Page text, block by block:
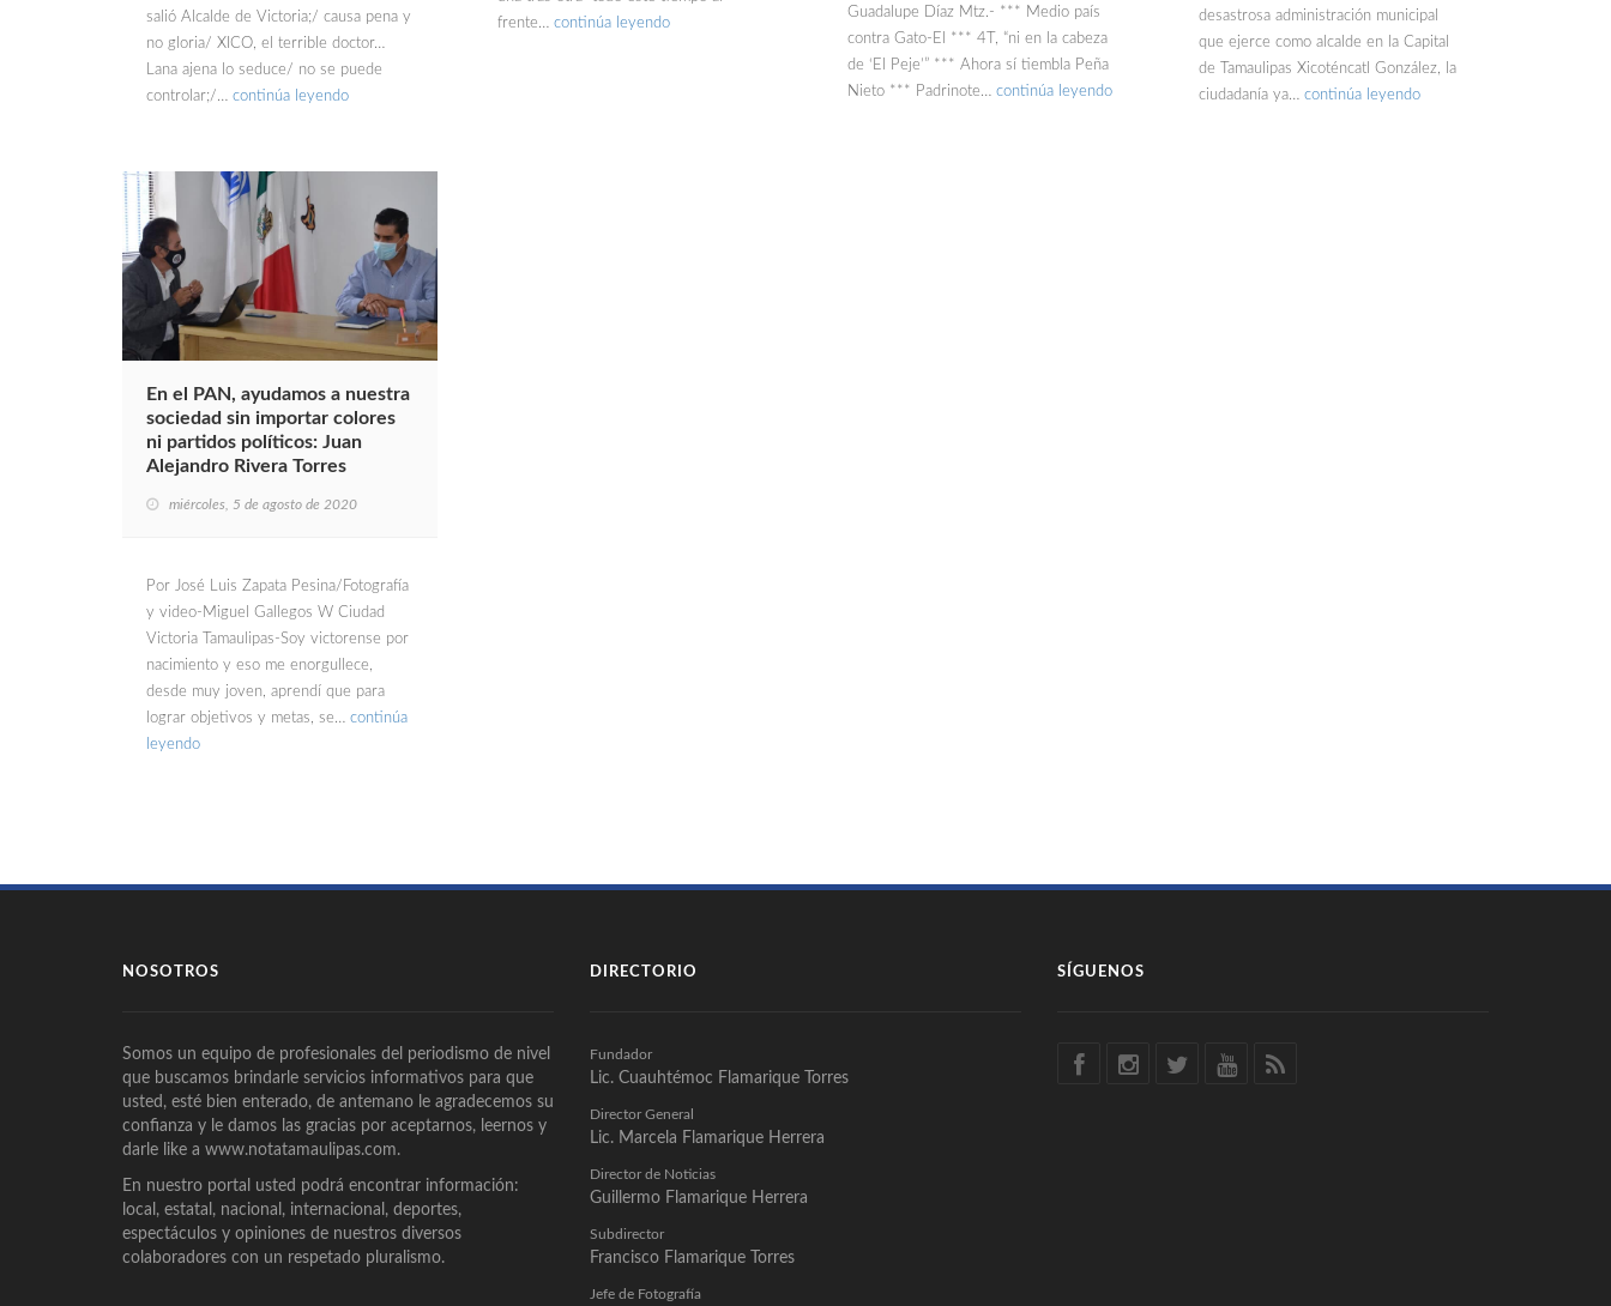
salió Alcalde de Victoria;/ causa pena y
no gloria/ XICO, el terrible doctor…
Lana ajena lo seduce/ no se puede
controlar;/… continúa leyendo
frente… continúa leyendo
Guadalupe Díaz Mtz.- *** Medio país
contra Gato-El *** 4T, “ni en la cabeza
de ‘El Peje’” *** Ahora sí tiembla Peña
Nieto *** Padrinote… continúa leyendo
desastrosa administración municipal
que ejerce como alcalde en la Capital
de Tamaulipas Xicoténcatl González, la
ciudadanía ya… continúa leyendo
En el PAN, ayudamos a nuestra
sociedad sin importar colores
ni partidos políticos: Juan
Alejandro Rivera Torres
miércoles, 5 de agosto de 2020
Por José Luis Zapata Pesina/Fotografía
y video-Miguel Gallegos W Ciudad
Victoria Tamaulipas-Soy victorense por
nacimiento y eso me enorgullece,
desde muy joven, aprendí que para
lograr objetivos y metas, se… continúa
leyendo
NOSOTROS
Somos un equipo de profesionales del periodismo de nivel
que buscamos brindarle servicios informativos para que
usted, esté bien enterado, de antemano le agradecemos su
confianza y le damos las gracias por aceptarnos, leernos y
darle like a www.notatamaulipas.com.
En nuestro portal usted podrá encontrar información:
local, estatal, nacional, internacional, deportes,
espectáculos y opiniones de nuestros diversos
colaboradores con un respetado pluralismo.
DIRECTORIO
Fundador
Lic. Cuauhtémoc Flamarique Torres
Director General
Lic. Marcela Flamarique Herrera
Director de Noticias
Guillermo Flamarique Herrera
Subdirector
Francisco Flamarique Torres
Jefe de Fotografía
SÍGUENOS